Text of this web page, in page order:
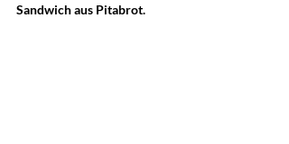
Sandwich aus Pitabrot.